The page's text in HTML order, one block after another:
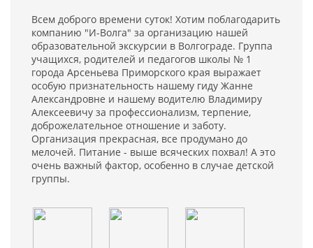
Всем доброго времени суток! Хотим поблагодарить
компанию "И-Волга" за организацию нашей
образовательной экскурсии в Волгограде. Группа
учащихся, родителей и педагогов школы № 1
города Арсеньева Приморского края выражает
особую признательность нашему гиду Жанне
Александровне и нашему водителю Владимиру
Алексеевичу за профессионализм, терпение,
доброжелательное отношение и заботу.
Организация прекрасная, все продумано до
мелочей. Питание - выше всяческих похвал! А это
очень важный фактор, особенно в случае детской
группы.